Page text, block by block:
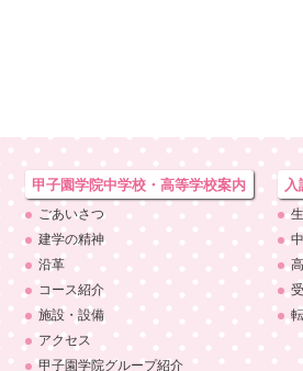
甲子園学院中学校・高等学校案内
ごあいさつ
建学の精神
沿革
コース紹介
施設・設備
アクセス
甲子園学院グループ紹介